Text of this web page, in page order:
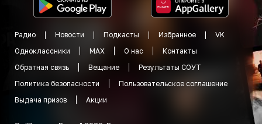
Радио Новости Подкасты Избранное
VK
Одноклассники
MAX О нас
Контакты
Обратная связь
Вещание
Результаты СОУТ
Политика безопасности
Пользовательское соглашение
Выдача призов
Акции